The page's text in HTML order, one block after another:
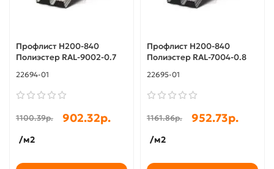
Профлист Н200-840
Полиэстер RAL-9002-0.7
22694-01
1100.39р. 902.32р.
/м2
Профлист Н200-840
Полиэстер RAL-7004-0.8
22695-01
1161.86р. 952.73р.
/м2